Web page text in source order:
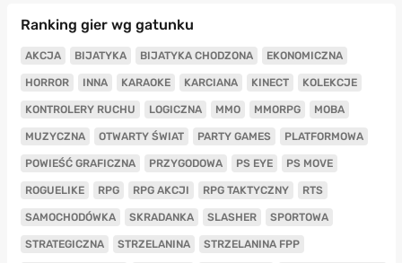
Ranking gier wg gatunku
AKCJA BIJATYKA BIJATYKA CHODZONA EKONOMICZNA
HORROR INNA KARAOKE KARCIANA KINECT KOLEKCJE
KONTROLERY RUCHU LOGICZNA MMO MMORPG MOBA
MUZYCZNA OTWARTY ŚWIAT PARTY GAMES PLATFORMOWA
POWIEŚĆ GRAFICZNA PRZYGODOWA PS EYE PS MOVE
ROGUELIKE RPG RPG AKCJI RPG TAKTYCZNY RTS
SAMOCHODÓWKA SKRADANKA SLASHER SPORTOWA
STRATEGICZNA STRZELANINA STRZELANINA FPP